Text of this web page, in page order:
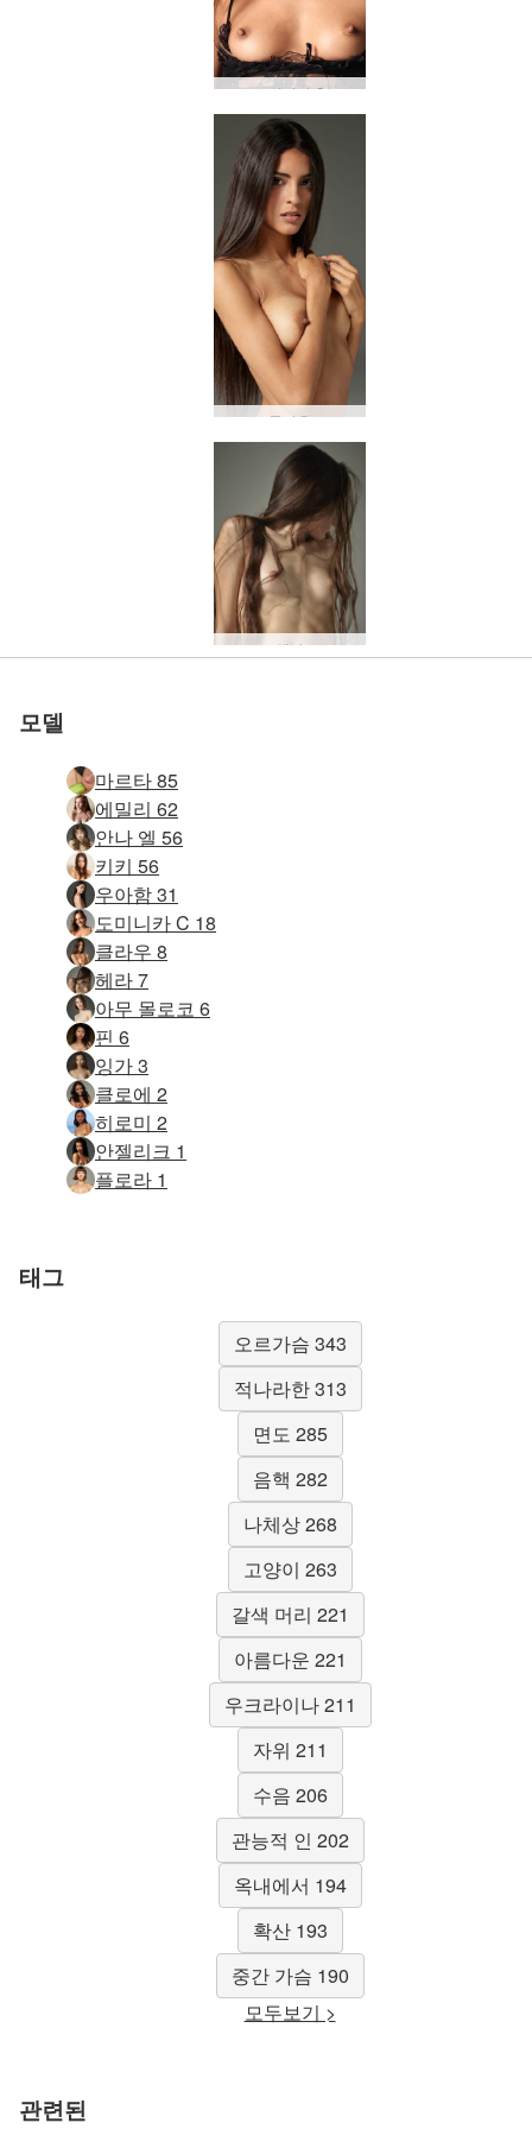
도미니카 C
클라우
헤라
아무 몰로코
핀
잉가
클로에
히로미
안젤리크
플로라
모델
마르타 85
에밀리 62
안나 엘 56
키키 56
우아함 31
도미니카 C 18
클라우 8
헤라 7
아무 몰로코 6
핀 6
잉가 3
클로에 2
히로미 2
안젤리크 1
플로라 1
태그
오르가슴 343
적나라한 313
면도 285
음핵 282
나체상 268
고양이 263
갈색 머리 221
아름다운 221
우크라이나 211
자위 211
수음 206
관능적 인 202
옥내에서 194
확산 193
중간 가슴 190
모두보기 >
관련된